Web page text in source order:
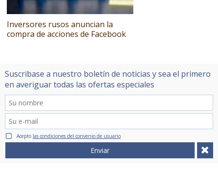
Inversores rusos anuncian la
compra de acciones de Facebook
Suscribase a nuestro boletín de noticias y sea el primero
en averiguar todas las ofertas especiales
Acepto las condiciones del convenio de usuario
Enviar